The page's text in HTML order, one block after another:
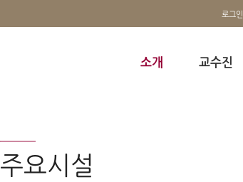
로그인
소개 교수진
주요시설